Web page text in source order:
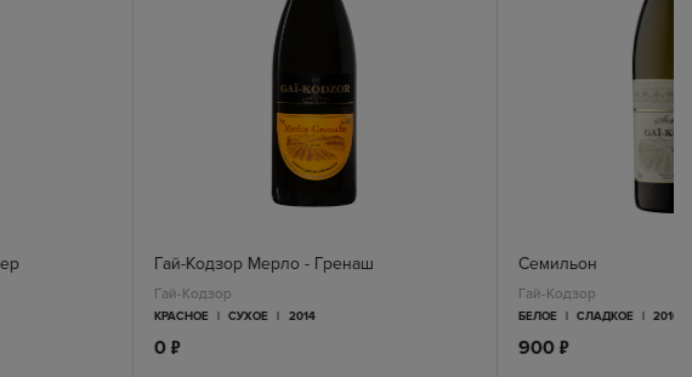
Гай-Кодзор Мерло - Гренаш
Гай-Кодзор
КРАСНОЕ СУХОЕ 2014
0п
Семильон
Гай-Кодзор
БЕЛОЕ СЛАДКОЕ 2016
900 п